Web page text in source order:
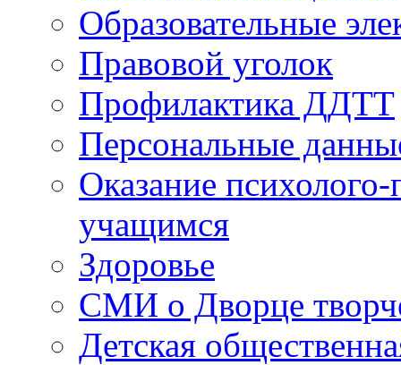
Образовательные
Правовой уголок
Профилактика ДДТТ
Персональные
Оказание
учащимся
Здоровье
СМИ о Дворце
Детская